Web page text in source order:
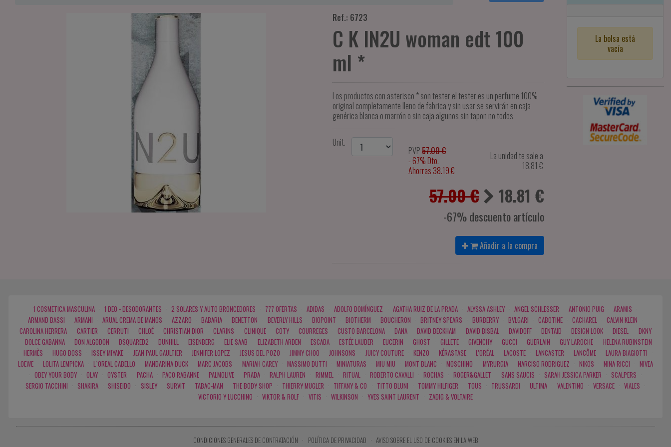
Ref.: 6723
C K IN2U woman edt 100
ml *
Los productos con asterisco * son tester el tester es un perfume 100%
original completamente lleno de fabrica y sin usar se servirán en caja
genérica blanca o marrón o sin caja algunos sin tapon no todos
Unit.
PVP57.00 €
- 67% Dto.
Ahorras 38.19 €
La unidad te sale a
18.81 €
57.00 € 18.81 €
-67% descuento artículo
Añadir a la compra
La bolsa está
vacía
1 COSMETICA MASCULINA · 1 DEO - DESODORANTES · 2 SOLARES Y AUTO BRONCEDORES · 777 OFERTAS · ADIDAS · ADOLFO DOMÍNGUEZ · AGATHA RUIZ DE LA PRADA · ALYSSA ASHLEY · ANGEL SCHLESSER · ANTONIO PUIG · ARAMIS ·
ARMAND BASSI · ARMANI · ARUAL CREMA DE MANOS · AZZARO · BABARIA · BENETTON · BEVERLY HILLS · BIOPOINT · BIOTHERM · BOUCHERON · BRITNEY SPEARS · BURBERRY · BVLGARI · CABOTINE · CACHAREL · CALVIN KLEIN ·
CAROLINA HERRERA · CARTIER · CERRUTI · CHLOÉ · CHRISTIAN DIOR · CLARINS · CLINIQUE · COTY · COURREGES · CUSTO BARCELONA · DANA · DAVID BECKHAM · DAVID BISBAL · DAVIDOFF · DENTAID · DESIGN LOOK · DIESEL · DKNY
· DOLCE GABANNA · DON ALGODON · DSQUARED2 · DUNHILL · EISENBERG · ELIE SAAB · ELIZABETH ARDEN · ESCADA · ESTÉE LAUDER · EUCERIN · GHOST · GILLETE · GIVENCHY · GUCCI · GUERLAIN · GUY LAROCHE · HELENA RUBINSTEIN
· HERMÈS · HUGO BOSS · ISSEY MIYAKE · JEAN PAUL GAULTIER · JENNIFER LOPEZ · JESUS DEL POZO · JIMMY CHOO · JOHNSONS · JUICY COUTURE · KENZO · KÉRASTASE · L'ORÉAL · LACOSTE · LANCASTER · LANCÔME · LAURA BIAGIOTTI ·
LOEWE · LOLITA LEMPICKA · L`OREAL CABELLO · MANDARINA DUCK · MARC JACOBS · MARIAH CAREY · MASSIMO DUTTI · MINIATURAS · MIU MIU · MONT BLANC · MOSCHINO · MYRURGIA · NARCISO RODRIGUEZ · NIKOS · NINA RICCI · NIVEA
· OBEY YOUR BODY · OLAY · OYSTER · PACHA · PACO RABANNE · PALMOLIVE · PRADA · RALPH LAUREN · RIMMEL · RITUAL · ROBERTO CAVALLI · ROCHAS · ROGER&GALLET · SANS SAUCIS · SARAH JESSICA PARKER · SCALPERS ·
SERGIO TACCHINI · SHAKIRA · SHISEIDO · SISLEY · SURVIT · TABAC-MAN · THE BODY SHOP · THIERRY MUGLER · TIFFANY & CO · TITTO BLUNI · TOMMY HILFIGER · TOUS · TRUSSARDI · ULTIMA · VALENTINO · VERSACE · VIALES ·
VICTORIO Y LUCCHINO · VIKTOR & ROLF · VITIS · WILKINSON · YVES SAINT LAURENT · ZADIG & VOLTAIRE
CONDICIONES GENERALES DE CONTRATACIÓN · POLÍTICA DE PRIVACIDAD · AVISO SOBRE EL USO DE COOKIES EN LA WEB